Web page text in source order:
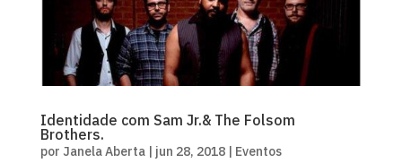
Identidade com Sam Jr.& The Folsom
Brothers.
por Janela Aberta| jun 28, 2018| Eventos